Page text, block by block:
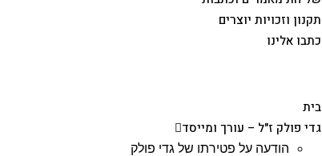
תקנון וזכויות יוצרים
כתבו אלינו
בית
גדי פולק ז"ל – עורך ומייסד
הודעה על פטירתו של גדי פולק